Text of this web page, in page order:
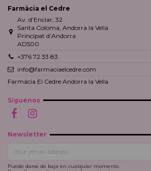
Farmàcia el Cedre
Av. d’Enclar, 32
Santa Coloma, Andorra la Vella
Principat d’Andorra
AD500
+376 72 33 83
info@farmaciaelcedre.com
Farmàcia El Cedre Andorra la Vella
Síguenos
Newsletter
Puede darse de baja en cualquier momento.